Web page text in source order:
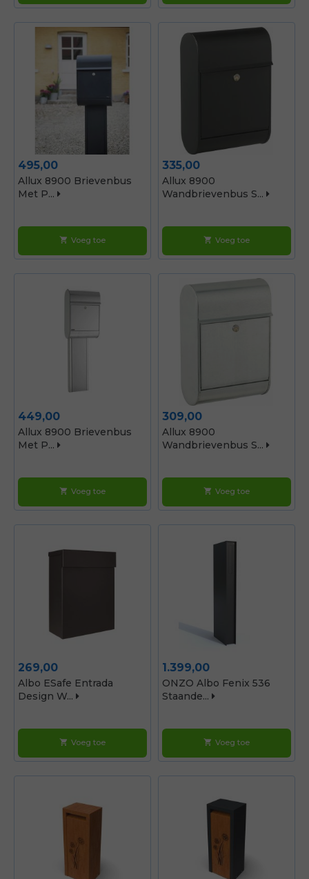
Prijs
495,00
Allux 8900 Brievenbus
Met P...
shopping_cart Voeg toe
Prijs
335,00
Allux 8900
Wandbrievenbus S...
shopping_cart Voeg toe
Prijs
449,00
Allux 8900 Brievenbus
Met P...
shopping_cart Voeg toe
Prijs
309,00
Allux 8900
Wandbrievenbus S...
shopping_cart Voeg toe
Prijs
269,00
Albo ESafe Entrada
Design W...
shopping_cart Voeg toe
Prijs
1.399,00
ONZO Albo Fenix 536
Staande...
shopping_cart Voeg toe